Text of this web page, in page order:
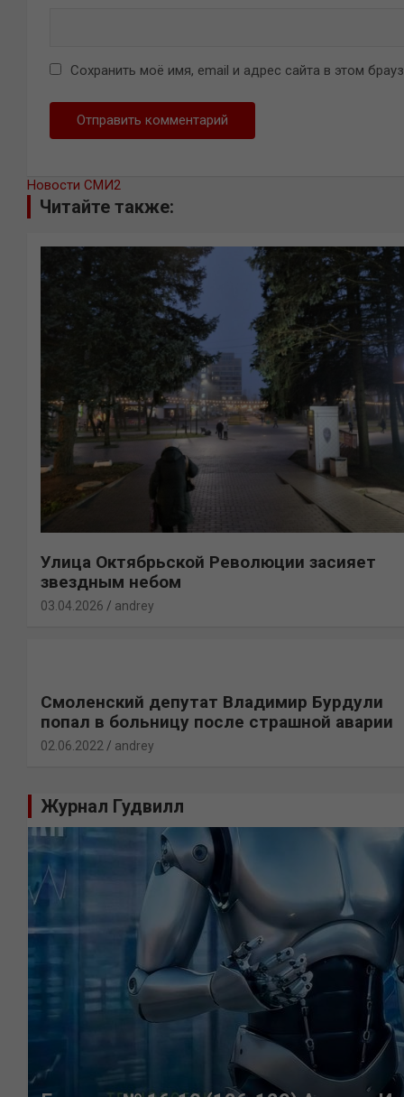
Сохранить моё имя, email и адрес сайта в этом
Новости СМИ2
Читайте также:
Улица Октябрьской Революции засияет
звездным небом
03.04.2026 andrey
Смоленский депутат Владимир Бурдули
попал в больницу после страшной аварии
02.06.2022 andrey
Журнал Гудвилл